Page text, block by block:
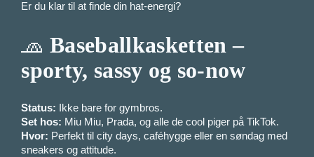
Er du klar til at finde din hat-energi?
🧢Baseballkasketten –
sporty, sassy og so-now
Status: Ikke bare for gymbros.
Set hos: Miu Miu, Prada, og alle de cool piger på TikTok.
Hvor: Perfekt til city days, caféhygge eller en søndag med
sneakers og attitude.